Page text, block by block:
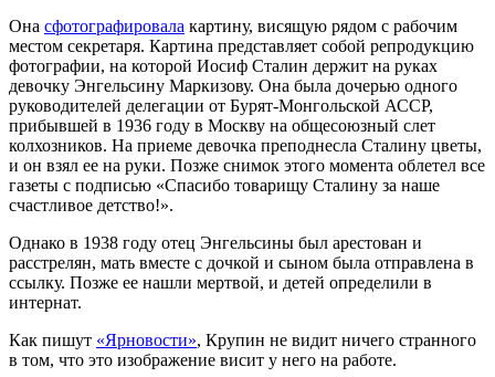
Она сфотографировала картину, висящую рядом с рабочим
местом секретаря. Картина представляет собой репродукцию
фотографии, на которой Иосиф Сталин держит на руках
девочку Энгельсину Маркизову. Она была дочерью одного
руководителей делегации от Бурят-Монгольской АССР,
прибывшей в 1936 году в Москву на общесоюзный слет
колхозников. На приеме девочка преподнесла Сталину цветы,
и он взял ее на руки. Позже снимок этого момента облетел все
газеты с подписью «Спасибо товарищу Сталину за наше
счастливое детство!».
Однако в 1938 году отец Энгельсины был арестован и
расстрелян, мать вместе с дочкой и сыном была отправлена в
ссылку. Позже ее нашли мертвой, и детей определили в
интернат.
Как пишут «Ярновости», Крупин не видит ничего странного
в том, что это изображение висит у него на работе.